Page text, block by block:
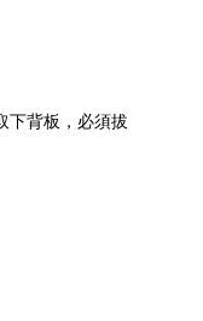
下背板，必須拔